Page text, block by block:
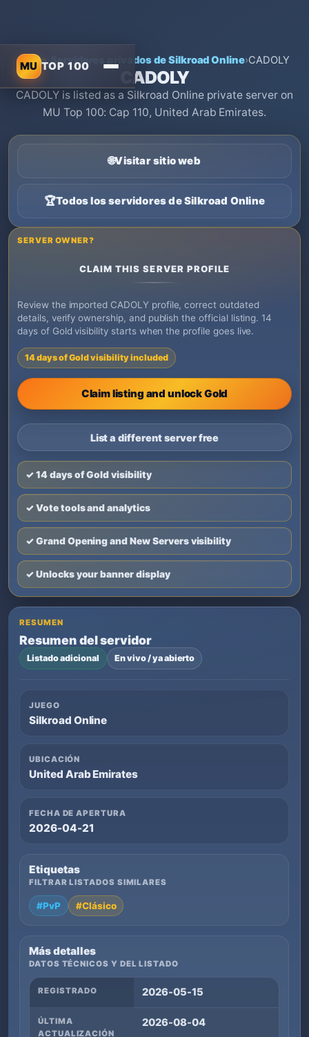
MU TOP 100
Inicio›Servidores privados de Silkroad Online›CADOLY
CADOLY
CADOLY is listed as a Silkroad Online private server on
MU Top 100: Cap 110, United Arab Emirates.
🌐Visitar sitio web
🏆Todos los servidores de Silkroad Online
SERVER OWNER?
CLAIM THIS SERVER PROFILE
Review the imported CADOLY profile, correct outdated
details, verify ownership, and publish the official listing. 14
days of Gold visibility starts when the profile goes live.
14 days of Gold visibility included
Claim listing and unlock Gold
List a different server free
✓ 14 days of Gold visibility
✓ Vote tools and analytics
✓ Grand Opening and New Servers visibility
✓ Unlocks your banner display
RESUMEN
Resumen del servidor
Listado adicional En vivo / ya abierto
JUEGO
Silkroad Online
UBICACIÓN
United Arab Emirates
FECHA DE APERTURA
2026-04-21
Etiquetas
FILTRAR LISTADOS SIMILARES
#PvP #Clásico
Más detalles
DATOS TÉCNICOS Y DEL LISTADO
REGISTRADO 2026-05-15
ÚLTIMA
ACTUALIZACIÓN
2026-08-04